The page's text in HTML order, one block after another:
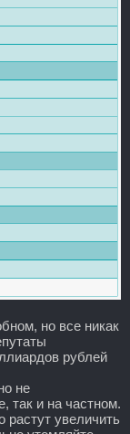
но все никак
рублей
не
так и на частном.
увеличить